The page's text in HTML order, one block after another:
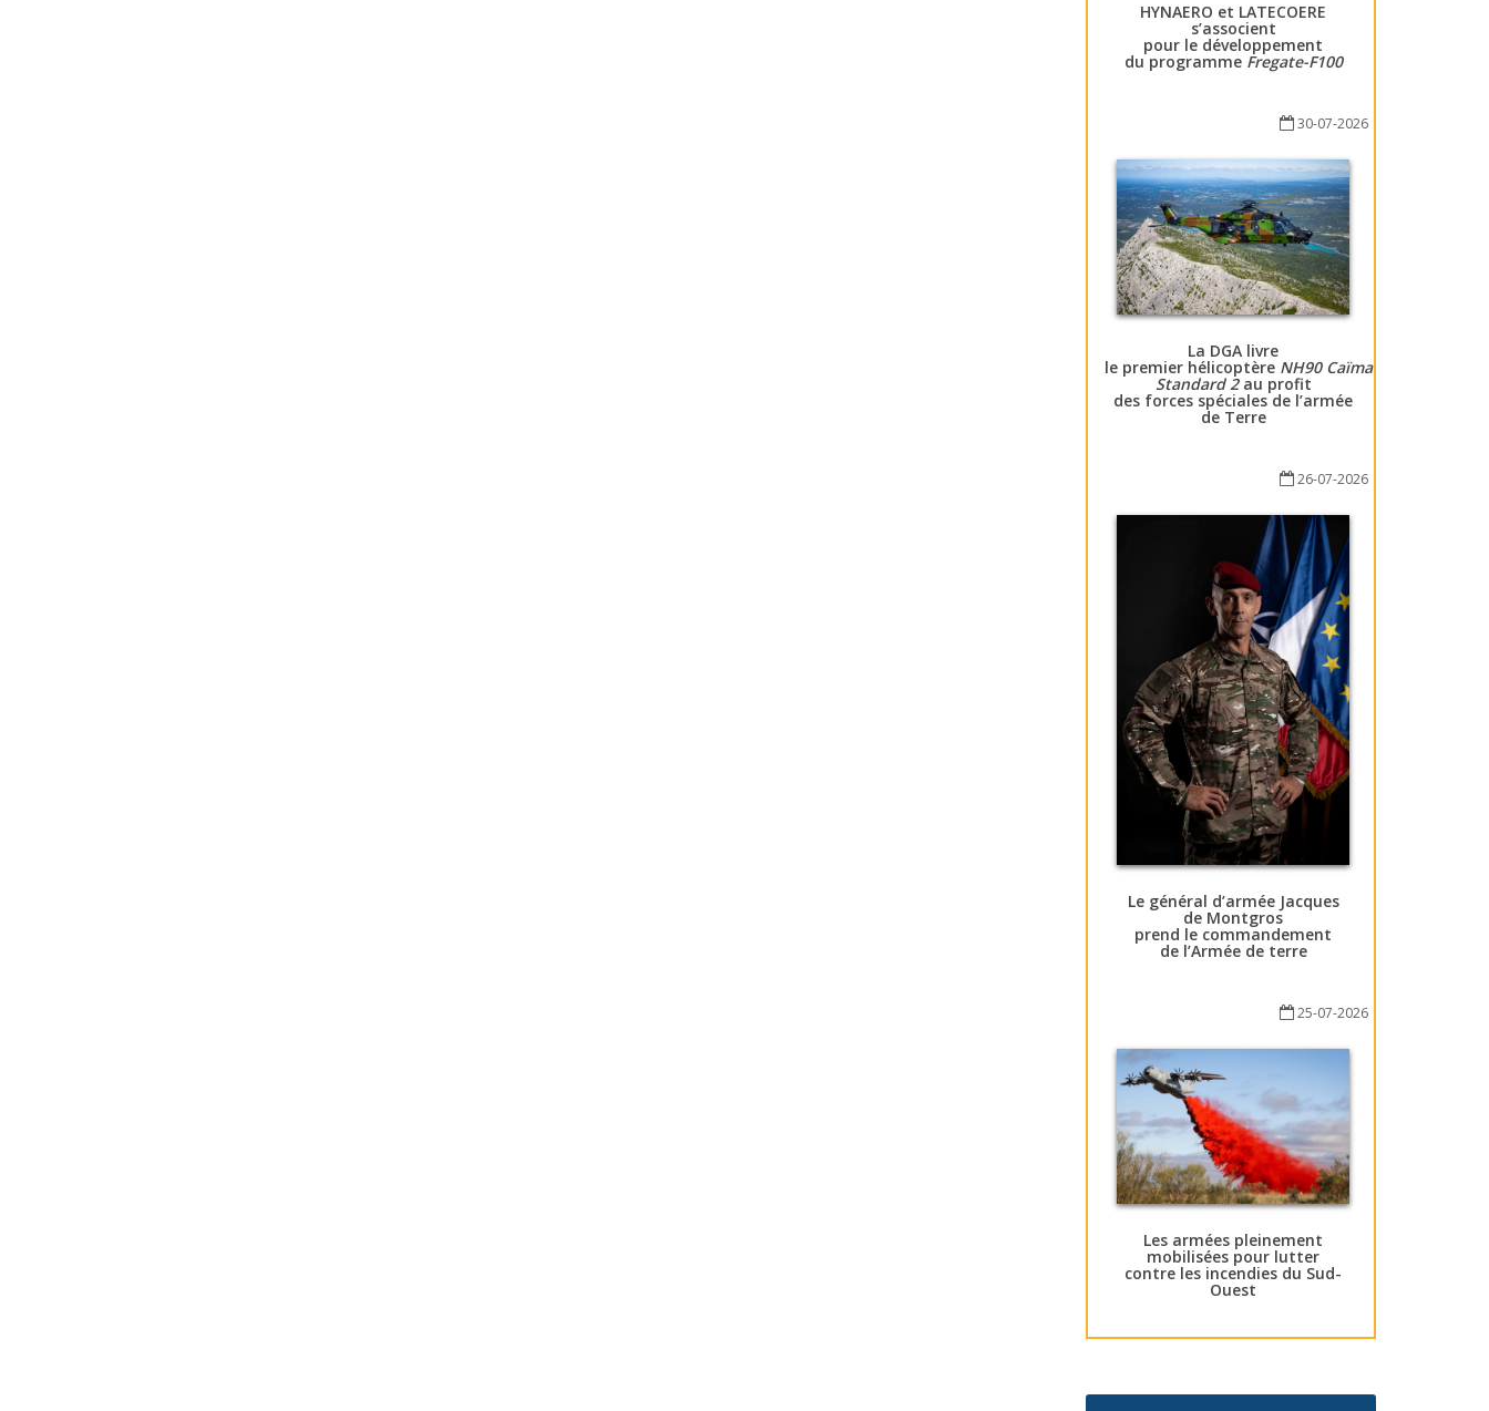
HYNAERO et LATECOERE
s’associent
pour le développement
du programme Fregate-F100
30-07-2026
La DGA livre
le premier hélicoptère NH90 Caïman
Standard 2au profit
des forces spéciales de l’armée
de Terre
26-07-2026
Le général d’armée Jacques
de Montgros
prend le commandement
de l’Armée de terre
25-07-2026
Les armées pleinement
mobilisées pour lutter
contre les incendies du Sud-
Ouest